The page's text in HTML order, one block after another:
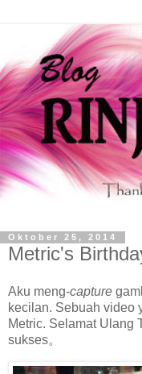
Oktober 25, 2014
Metric's
Aku meng-capture
kecilan. Sebuah video
Metric. Selamat Ulang
sukses。